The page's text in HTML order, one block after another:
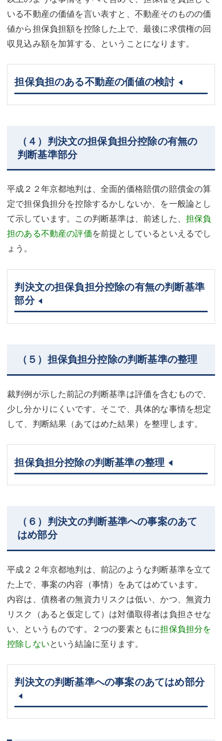
いる不動産の価値を言い表すと、不動産そのものの価
値から担保負担額を控除した上で、最後に求償権の回
収見込み額を加算する、ということになります。
担保負担のある不動産の価値の検討
（４）判決文の担保負担分控除の有無の
判断基準部分
平成２２年京都地判は、全面的価格賠償の賠償金の算
定で担保負担分を控除するかしないか、を一般論とし
て示しています。この判断基準は、前述した、 担保負
担のある不動産の評価を前提としているといえるでし
ょう。
判決文の担保負担分控除の有無の判断基準
部分
（５）担保負担分控除の判断基準の整理
裁判例が示した前記の判断基準は評価を含むもので、
少し分かりにくいです。そこで、具体的な事情を想定
して、判断結果（あてはめた結果）を整理します。
担保負担分控除の判断基準の整理
（６）判決文の判断基準への事案のあて
はめ部分
平成２２年京都地判は、前記のような判断基準を立て
た上で、事案の内容（事情）をあてはめています。
内容は、債務者の無資力リスクは低い、かつ、無資力
リスク（あると仮定して）は対価取得者は負担させな
い、というものです。２つの要素ともに担保負担分を
控除しないという結論に至ります。
判決文の判断基準への事案のあてはめ部分